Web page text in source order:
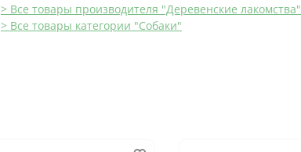
> Все товары производителя "Деревенские лакомства"
> Все товары категории "Собаки"